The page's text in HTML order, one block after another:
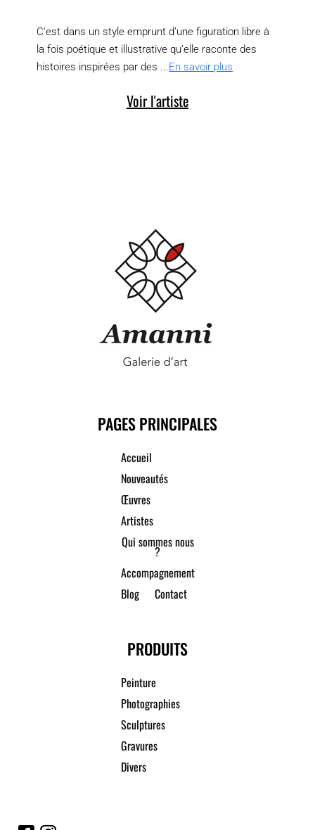
C‘est dans un style emprunt d’une figuration libre à
la fois poétique et illustrative qu’elle raconte des
histoires inspirées par des ...En savoir plus
Voir l'artiste
PAGES PRINCIPALES
Accueil
Nouveautés
Œuvres
Artistes
Qui sommes nous
?
Accompagnement
Blog
Contact
PRODUITS
Peinture
Photographies
Sculptures
Gravures
Divers